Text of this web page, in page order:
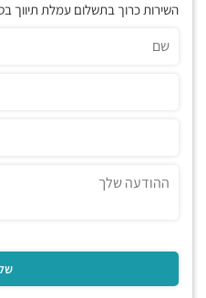
השירות כרוך בתשלום עמלת תיווך